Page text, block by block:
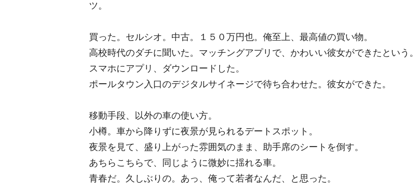
ツ。
買った。セルシオ。中古。１５０万円也。俺至上、最高値の買い物。
高校時代のダチに聞いた。マッチングアプリで、かわいい彼女ができたという。
スマホにアプリ、ダウンロードした。
ポールタウン入口のデジタルサイネージで待ち合わせた。彼女ができた。
移動手段、以外の車の使い方。
小樽。車から降りずに夜景が見られるデートスポット。
夜景を見て、盛り上がった雰囲気のまま、助手席のシートを倒す。
あちらこちらで、同じように微妙に揺れる車。
青春だ。久しぶりの。あっ、俺って若者なんだ、と思った。